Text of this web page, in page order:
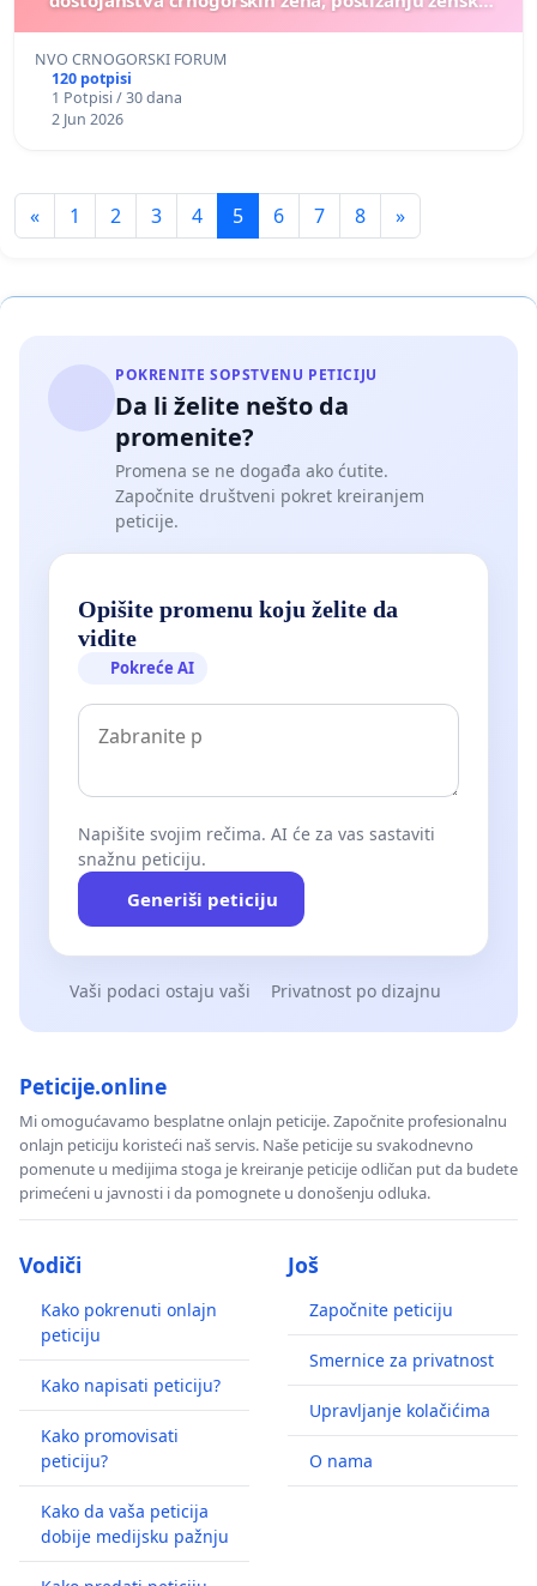
NVO CRNOGORSKI FORUM
120 potpisi
1 Potpisi / 30 dana
2 Jun 2026
« 1 2 3 4 5 6 7 8 »
POKRENITE SOPSTVENU PETICIJU
Da li želite nešto da
promenite?
Promena se ne događa ako ćutite.
Započnite društveni pokret kreiranjem
peticije.
Opišite promenu koju želite da
vidite
Pokreće AI
Napišite svojim rečima. AI će za vas sastaviti
snažnu peticiju.
Generiši peticiju
Vaši podaci ostaju vaši Privatnost po dizajnu
Peticije.online
Mi omogućavamo besplatne onlajn peticije. Započnite profesionalnu
onlajn peticiju koristeći naš servis. Naše peticije su svakodnevno
pomenute u medijima stoga je kreiranje peticije odličan put da budete
primećeni u javnosti i da pomognete u donošenju odluka.
Vodiči
Kako pokrenuti onlajn
peticiju
Kako napisati peticiju?
Kako promovisati
peticiju?
Kako da vaša peticija
dobije medijsku pažnju
Još
Započnite peticiju
Smernice za privatnost
Upravljanje kolačićima
O nama